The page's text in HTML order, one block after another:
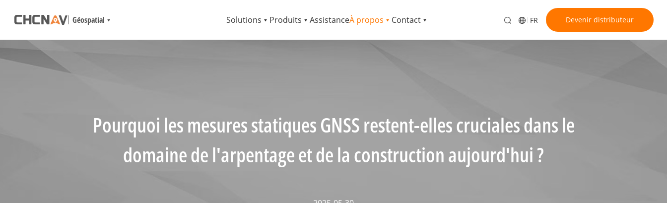
Géospatial Solutions Produits AssistanceÀ propos Contact FR Devenir distributeur
Pourquoi les mesures statiques GNSS restent-elles cruciales dans le
domaine de l'arpentage et de la construction aujourd'hui ?